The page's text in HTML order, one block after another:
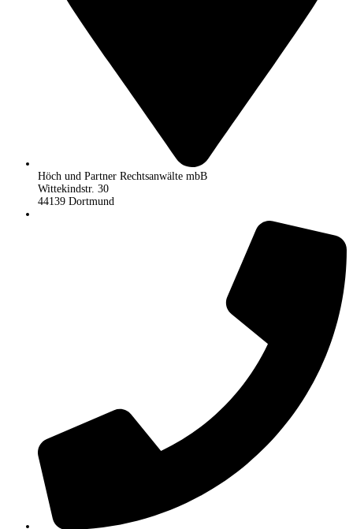
Höch und Partner Rechtsanwälte mbB
Wittekindstr. 30
44139 Dortmund